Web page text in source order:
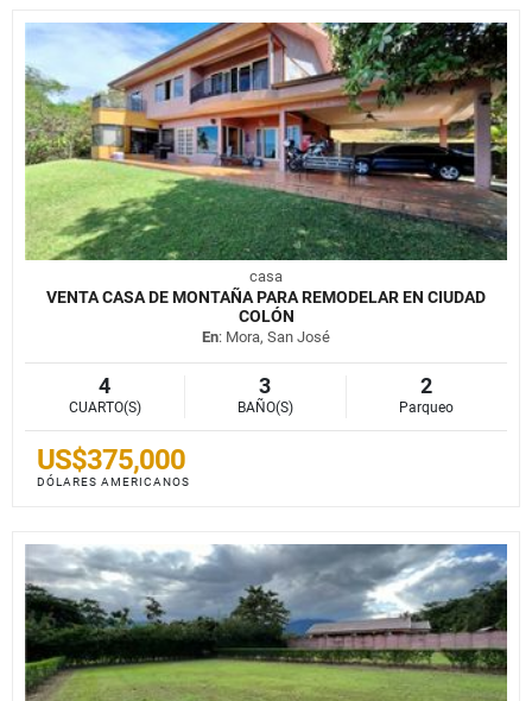
casa
VENTA CASA DE MONTAÑA PARA REMODELAR EN CIUDAD
COLÓN
En: Mora, San José
4
CUARTO(S)
3
BAÑO(S)
2
Parqueo
US$375,000
DÓLARES AMERICANOS